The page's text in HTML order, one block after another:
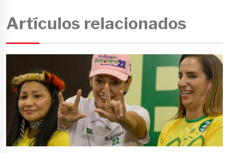
Artículos relacionados